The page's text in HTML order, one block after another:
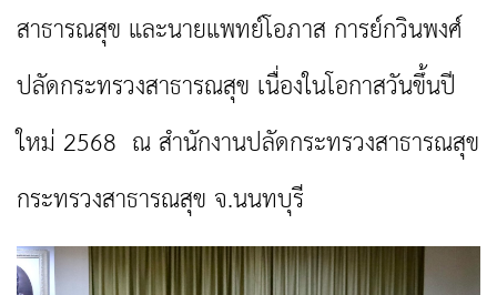
สาธารณสุข และนายแพทย์โอภาส การย์กวินพงศ์
ปลัดกระทรวงสาธารณสุข เนื่องในโอกาสวันขึ้นปี
ใหม่ 2568 ณ สำนักงานปลัดกระทรวงสาธารณสุข
กระทรวงสาธารณสุข จ.นนทบุรี